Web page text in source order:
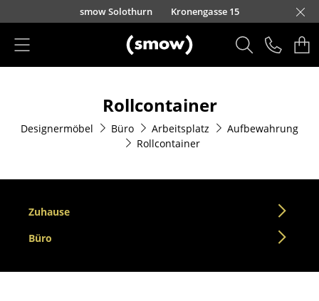
Direkt zum Inhaltsmow Solothurn Kronengasse 15
Esszimmerstühle
Rollcontainer
Designermöbel Büro Arbeitsplatz
Aufbewahrung
Rollcontainer
Zuhause
Büro